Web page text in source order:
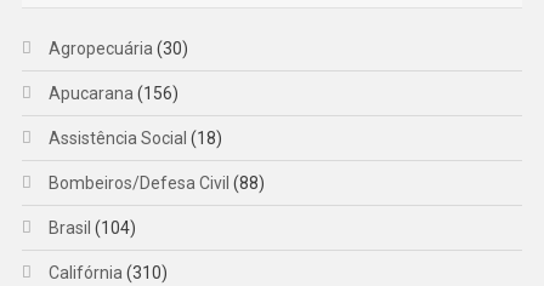
Agropecuária (30)
Apucarana (156)
Assistência Social (18)
Bombeiros/Defesa Civil (88)
Brasil (104)
Califórnia (310)